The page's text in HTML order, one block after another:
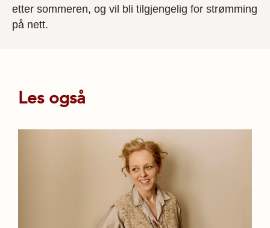
etter sommeren, og vil bli tilgjengelig for strømming
på nett.
Les også